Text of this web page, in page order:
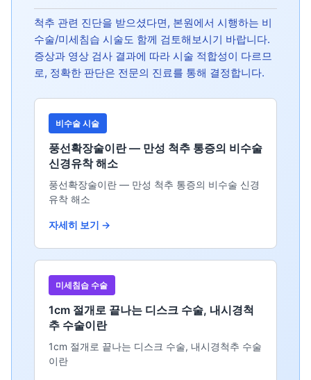
척추 관련 진단을 받으셨다면, 본원에서 시행하는 비
수술/미세침습 시술도 함께 검토해보시기 바랍니다.
증상과 영상 검사 결과에 따라 시술 적합성이 다르므
로, 정확한 판단은 전문의 진료를 통해 결정합니다.
비수술 시술
풍선확장술이란 — 만성 척추 통증의 비수술
신경유착 해소
풍선확장술이란 — 만성 척추 통증의 비수술 신경
유착 해소
자세히 보기 →
미세침습 수술
1cm 절개로 끝나는 디스크 수술, 내시경척
추 수술이란
1cm 절개로 끝나는 디스크 수술, 내시경척추 수술
이란